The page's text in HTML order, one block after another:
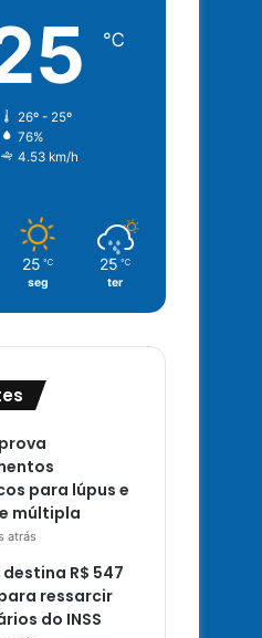
℃
26º - 25º
76%
4.53 km/h
25 ℃
seg
25 ℃
ter
para lúpus e
múltipla
atrás
R$ 547
ressarcir
do INSS